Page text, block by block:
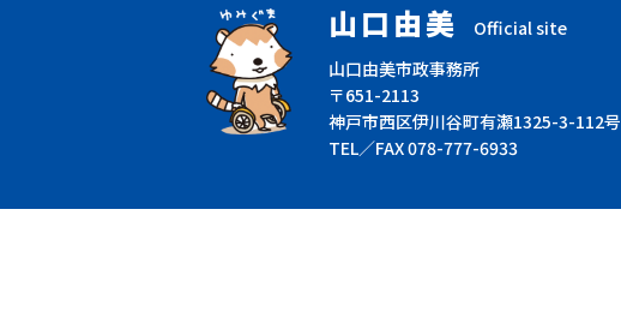
山口由美
Official site
山口由美市政事務所
〒651-2113
神戸市西区伊川谷町有瀬1325-3-112号
TEL／FAX 078-777-6933